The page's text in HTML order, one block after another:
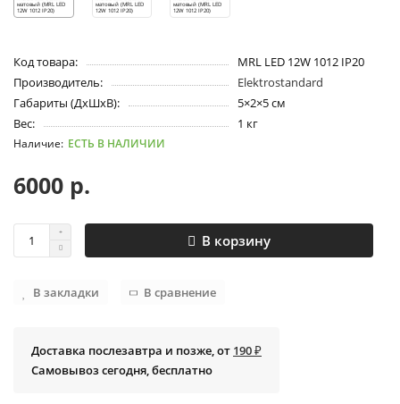
Код товара:
MRL LED 12W 1012 IP20
Производитель:
Elektrostandard
Габариты (ДхШхВ):
5×2×5 см
Вес:
1 кг
ЕСТЬ В НАЛИЧИИ
6000 р.
В корзину
В закладки В сравнение
Доставка послезавтра и позже, от 190 ₽
Самовывоз сегодня, бесплатно